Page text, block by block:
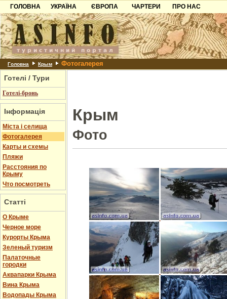
ГОЛОВНА
УКРАЇНА
Карпати
Азов
Причорноморря
Шацьк
ЄВРОПА
Чорногорія
Хорватія
Болгарія
Албанія
ЧАРТЕРИ
ПРО НАС
Контакти
Партнерам
Додати готель
Головна Крым Фотогалерея
Готелі / Тури
Готелі-бронь
Інформація
Міста і селища
Фотогалерея
Карты и схемы
Пляжи
Расстояния по
Крыму
Что посмотреть
Статті
О Крыме
Черное море
Курорты Крыма
Зеленый туризм
Палаточные
городки
Аквапарки Крыма
Вина Крыма
Водопады Крыма
Крым
Фото